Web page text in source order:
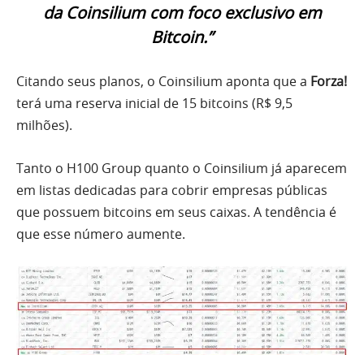
da Coinsilium com foco exclusivo em
Bitcoin.”
Citando seus planos, o Coinsilium aponta que a Forza!
terá uma reserva inicial de 15 bitcoins (R$ 9,5
milhões).
Tanto o H100 Group quanto o Coinsilium já aparecem
em listas dedicadas para cobrir empresas públicas
que possuem bitcoins em seus caixas. A tendência é
que esse número aumente.